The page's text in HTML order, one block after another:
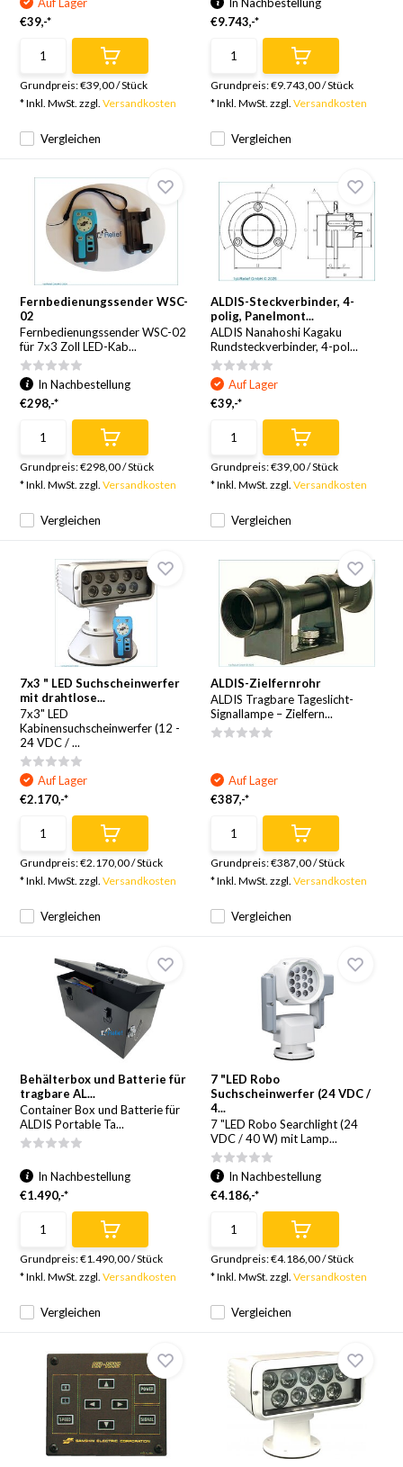
Vergleichen
€39,-*
Grundpreis:€39,00/Stück
* Inkl. MwSt. zzgl.Versandkosten
Vergleichen
€9.743,-*
Grundpreis:€9.743,00/Stück
* Inkl. MwSt. zzgl. Versandkosten
Fernbedienungssender WSC-
02
Fernbedienungssender WSC-02
für 7x3 Zoll LED-Kab...
Vergleichen
In Nachbestellung
€298,-*
Grundpreis:€298,00/Stück
* Inkl. MwSt. zzgl.Versandkosten
ALDIS-Steckverbinder, 4-
polig, Panelmont...
ALDIS Nanahoshi Kagaku
Rundsteckverbinder, 4-pol...
Vergleichen
Auf Lager
€39,-*
Grundpreis:€39,00/Stück
* Inkl. MwSt. zzgl. Versandkosten
7x3 " LED Suchscheinwerfer
mit drahtlose...
7x3" LED
Kabinensuchscheinwerfer (12 -
24 VDC / ...
Vergleichen
Auf Lager
€2.170,-*
Grundpreis:€2.170,00/Stück
* Inkl. MwSt. zzgl.Versandkosten
ALDIS-Zielfernrohr
ALDIS Tragbare Tageslicht-
Signallampe – Zielfern...
Vergleichen
Auf Lager
€387,-*
Grundpreis:€387,00/Stück
* Inkl. MwSt. zzgl. Versandkosten
Behälterbox und Batterie für
tragbare AL...
Container Box und Batterie für
ALDIS Portable Ta...
Vergleichen
In Nachbestellung
€1.490,-*
Grundpreis:€1.490,00/Stück
* Inkl. MwSt. zzgl.Versandkosten
7 "LED Robo
Suchscheinwerfer (24 VDC /
4...
7 "LED Robo Searchlight (24
VDC / 40 W) mit Lamp...
Vergleichen
In Nachbestellung
€4.186,-*
Grundpreis:€4.186,00/Stück
* Inkl. MwSt. zzgl. Versandkosten